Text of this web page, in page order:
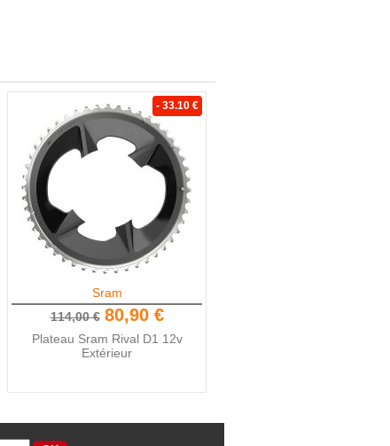
- 33.10 €
Sram
114,00 € 80,90 €
Plateau Sram Rival D1 12v
Extérieur